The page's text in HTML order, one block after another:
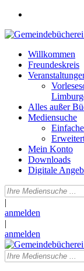
Willkommen
Freundeskreis
Alles außer
Mediensuche
Mein Konto
Downloads
Digitale
|
anmelden
|
anmelden